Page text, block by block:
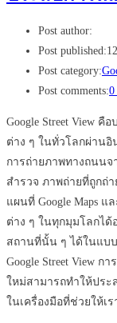
Post author:
Post published:
Post category:
Post comments:0
Google Street View
ต่าง ๆ ในทั่วโลกผ่านอิ
การถ่ายภาพทางถนน
สำรวจ ภาพถ่ายที่ถูกถ่า
แผนที่ Google Maps แ
ต่าง ๆ ในทุกมุมโลกได้
สถานที่นั้น ๆ ได้ในแบ
Google Street View ก
ใหม่สามารถทำให้ปร
ในเครื่องมือที่ช่วยให้